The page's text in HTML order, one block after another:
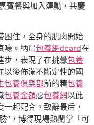
賓餐與加入運動，共慶
困住，全身的肌肉開始
嚎。納尼包養網dcard在
步，表現了在挑釁包養
以後佈滿不斷定性的國
包養俱樂部前的精包養
包養金額愿包養網以此
起配合。致辭最后，
”，博得現場熱鬧掌「可